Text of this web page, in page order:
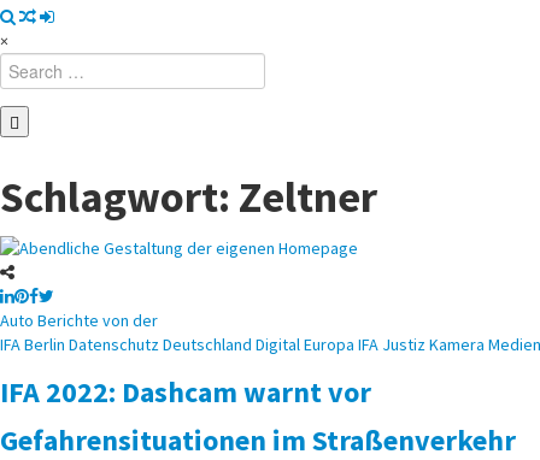
×
Search
for:
Schlagwort: Zeltner
Posted
in
Auto Berichte von der
IFA Berlin Datenschutz Deutschland Digital Europa IFA Justiz Kamera Medien
IFA 2022: Dashcam warnt vor
Gefahrensituationen im Straßenverkehr